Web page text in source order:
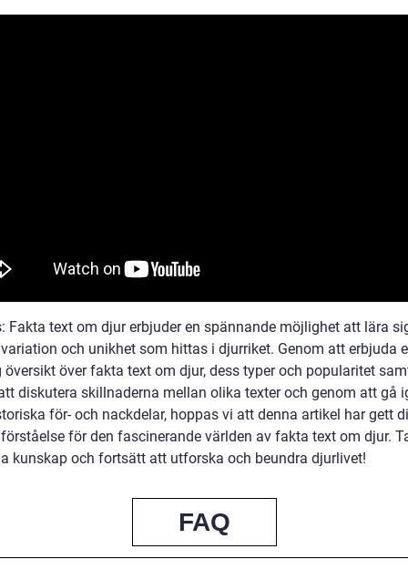
Fakta text om djur erbjuder en spännande möjlighet att lära
och unikhet som hittas i djurriket. Genom att erbjuda
översikt över fakta text om djur, dess typer och popularitet
diskutera skillnaderna mellan olika texter och genom att gå
för- och nackdelar, hoppas vi att denna artikel har gett
för den fascinerande världen av fakta text om djur.
kunskap och fortsätt att utforska och beundra djurlivet!
FAQ